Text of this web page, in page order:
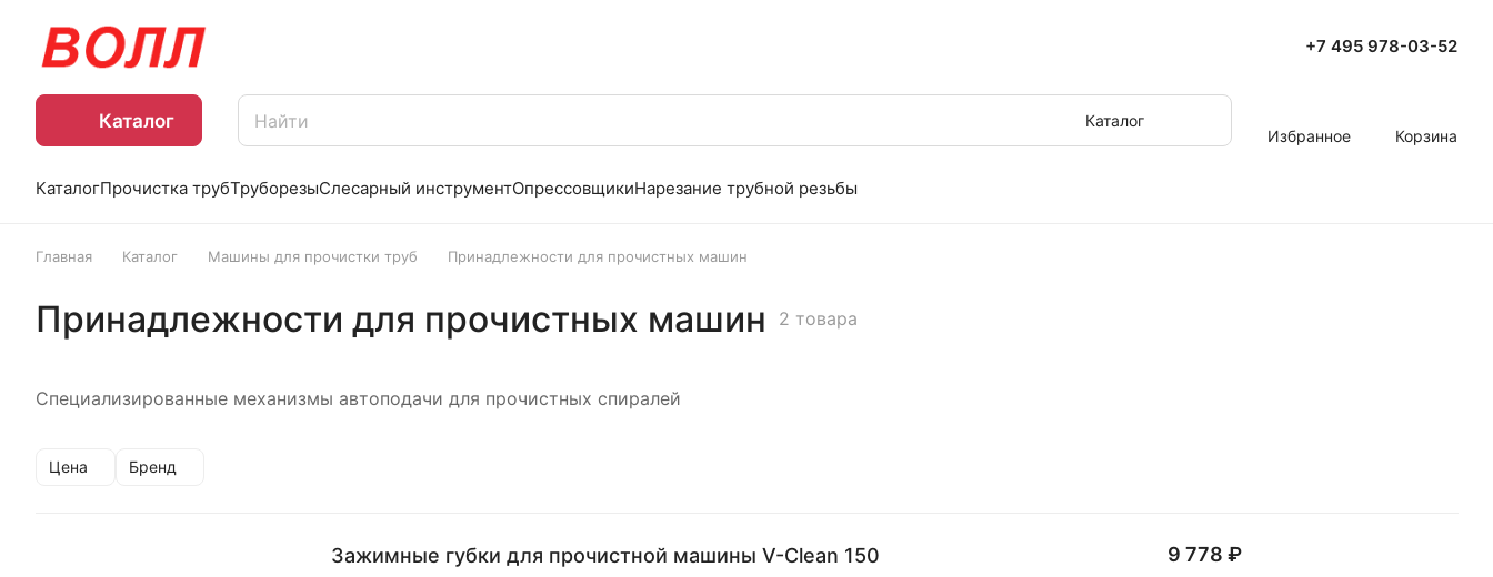
+7 495 978-03-52
Каталог
Каталог
Избранное
Корзина
КаталогПрочистка трубТруборезыСлесарный инструментОпрессовщикиНарезание трубной резьбы
Главная Каталог Машины для прочистки труб Принадлежности для прочистных машин
Принадлежности для прочистных машин 2 товара
Специализированные механизмы автоподачи для прочистных спиралей
Цена Бренд
Зажимные губки для прочистной машины V-Clean 150 9 778 ₽